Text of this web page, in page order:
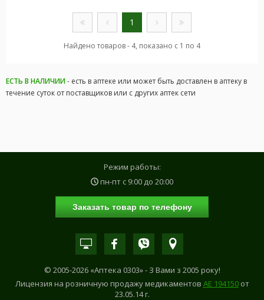
1
Найдено товаров - 4, показано с 1 по 4
ЕСТЬ В НАЛИЧИИ- есть в аптеке или может быть доставлен в аптеку в
течение суток от поставщиков или с других аптек сети
Режим работы:
пн-пт с 9:00 до 20:00
Заказать товар по телефону
© 2005-2026 «Аптека 0303» - З Вами з 2005 року!
Лицензия на розничную продажу медикаментов АE 194150от
23.05.14 г.